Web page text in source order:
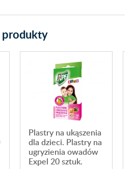
produkty
Plastry na ukąszenia
dla dzieci. Plastry na
ugryzienia owadów
Expel 20 sztuk.